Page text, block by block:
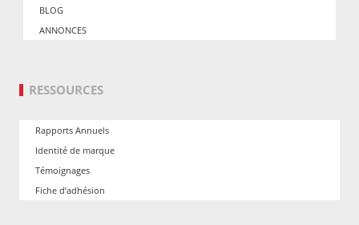
BLOG
ANNONCES
RESSOURCES
Rapports Annuels
Identité de marque
Témoignages
Fiche d’adhésion